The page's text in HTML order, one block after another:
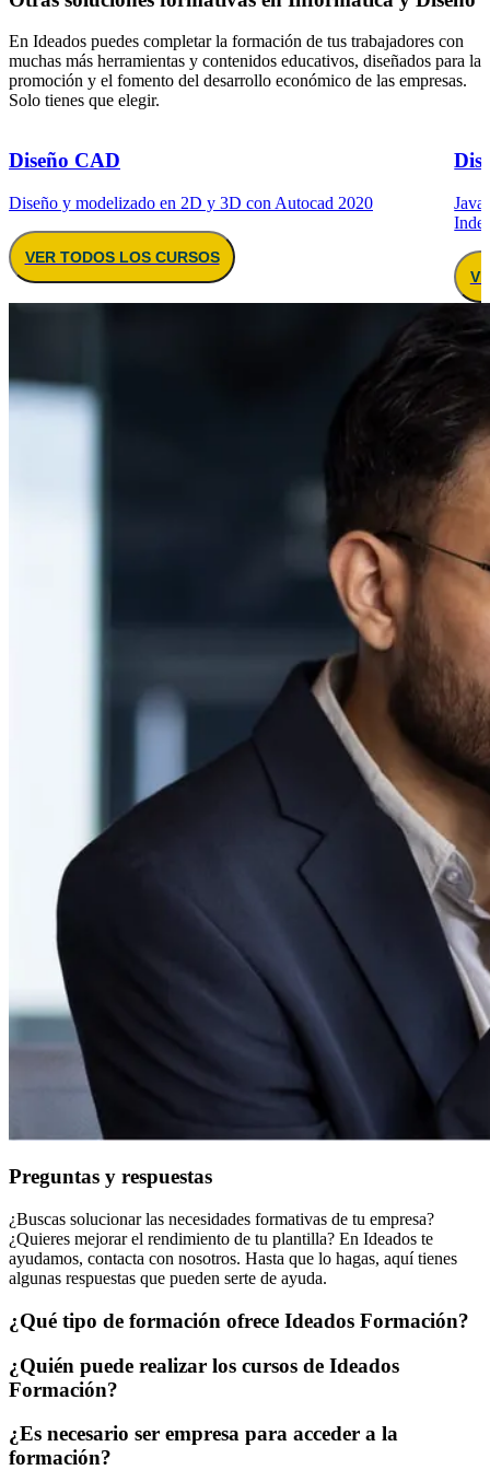
En Ideados puedes completar la formación de tus trabajadores con
muchas más herramientas y contenidos educativos, diseñados para la
promoción y el fomento del desarrollo económico de las empresas.
Solo tienes que elegir.
Diseño CAD
Diseño y modelizado en 2D y 3D con Autocad 2020
VER TODOS LOS CURSOS
Preguntas y respuestas
¿Buscas solucionar las necesidades formativas de tu empresa?
¿Quieres mejorar el rendimiento de tu plantilla? En Ideados te
ayudamos, contacta con nosotros. Hasta que lo hagas, aquí tienes
algunas respuestas que pueden serte de ayuda.
¿Qué tipo de formación ofrece Ideados Formación?
¿Quién puede realizar los cursos de Ideados
Formación?
¿Es necesario ser empresa para acceder a la
formación?